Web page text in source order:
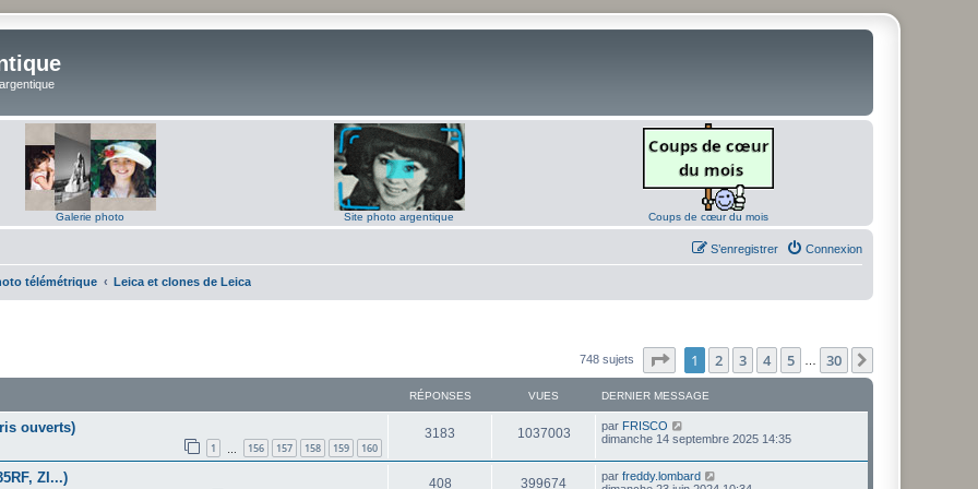
Galerie photo Site photo argentique Coups de cœur du mois
Connexion
S’enregistrer
télémétrique Leica et clones de Leica
748 sujets Page sur30
1 2 3 4 5 30
RÉPONSES VUES DERNIER MESSAGE
ouverts)
1 156 157 158 159 160
3183
é
1037003V
u
D
e
n
i
par FRISCO
dimanche 14 septembre 2025 14:35
ZI...) 408R
399674V
D
par freddy.lombard